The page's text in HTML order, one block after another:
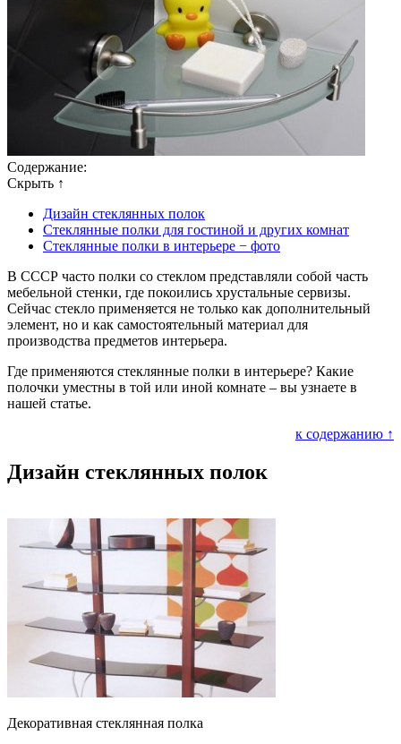
Содержание:
Скрыть ↑
Дизайн стеклянных полок
Стеклянные полки для гостиной и других комнат
Стеклянные полки в интерьере − фото
В СССР часто полки со стеклом представляли собой часть
мебельной стенки, где покоились хрустальные сервизы.
Сейчас стекло применяется не только как дополнительный
элемент, но и как самостоятельный материал для
производства предметов интерьера.
Где применяются стеклянные полки в интерьере? Какие
полочки уместны в той или иной комнате – вы узнаете в
нашей статье.
к содержанию ↑
Дизайн стеклянных полок
Декоративная стеклянная полка